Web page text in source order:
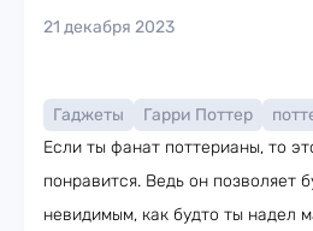
21 декабря 2023
Гаджеты Гарри Поттер
Если ты фанат поттерианы, то
понравится. Ведь он позволяет
невидимым, как будто ты надел